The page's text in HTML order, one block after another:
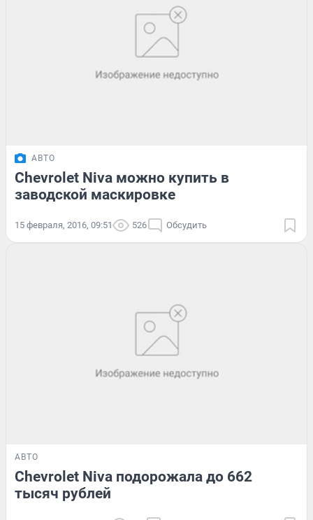
АВТО
Chevrolet Niva можно купить в
заводской маскировке
15 февраля, 2016, 09:51 526 Обсудить
АВТО
Chevrolet Niva подорожала до 662
тысяч рублей